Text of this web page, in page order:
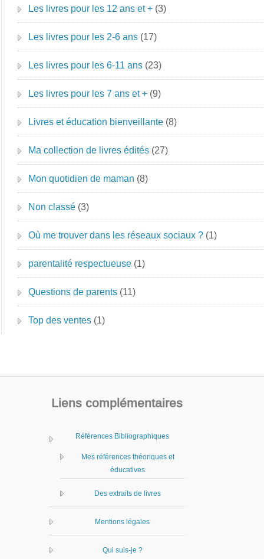
Les livres pour les 12 ans et + (3)
Les livres pour les 2-6 ans (17)
Les livres pour les 6-11 ans (23)
Les livres pour les 7 ans et + (9)
Livres et éducation bienveillante (8)
Ma collection de livres édités (27)
Mon quotidien de maman (8)
Non classé (3)
Où me trouver dans les réseaux sociaux ? (1)
parentalité respectueuse (1)
Questions de parents (11)
Top des ventes (1)
Liens complémentaires
Références Bibliographiques
Mes références théoriques et
éducatives
Des extraits de livres
Mentions légales
Qui suis-je ?